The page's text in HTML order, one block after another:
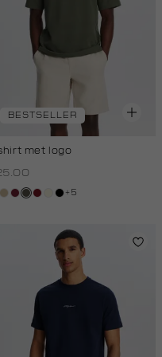
BESTSELLER
met logo
lichtzand
bordeaux
bos,rood,
wit,
white
zwart
+5